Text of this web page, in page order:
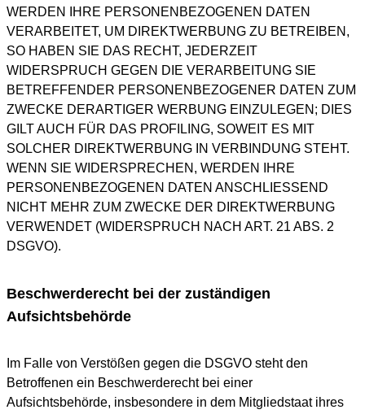
WERDEN IHRE PERSONENBEZOGENEN DATEN
VERARBEITET, UM DIREKTWERBUNG ZU BETREIBEN,
SO HABEN SIE DAS RECHT, JEDERZEIT
WIDERSPRUCH GEGEN DIE VERARBEITUNG SIE
BETREFFENDER PERSONENBEZOGENER DATEN ZUM
ZWECKE DERARTIGER WERBUNG EINZULEGEN; DIES
GILT AUCH FÜR DAS PROFILING, SOWEIT ES MIT
SOLCHER DIREKTWERBUNG IN VERBINDUNG STEHT.
WENN SIE WIDERSPRECHEN, WERDEN IHRE
PERSONENBEZOGENEN DATEN ANSCHLIESSEND
NICHT MEHR ZUM ZWECKE DER DIREKTWERBUNG
VERWENDET (WIDERSPRUCH NACH ART. 21 ABS. 2
DSGVO).
Beschwerderecht bei der zuständigen
Aufsichtsbehörde
Im Falle von Verstößen gegen die DSGVO steht den
Betroffenen ein Beschwerderecht bei einer
Aufsichtsbehörde, insbesondere in dem Mitgliedstaat ihres